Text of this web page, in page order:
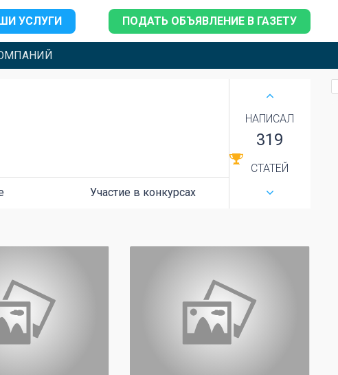
УСЛУГИ ПОДАТЬ ОБЪЯВЛЕНИЕ В ГАЗЕТУ
НАПИСАЛ
319
СТАТЕЙ
Участие в конкурсах